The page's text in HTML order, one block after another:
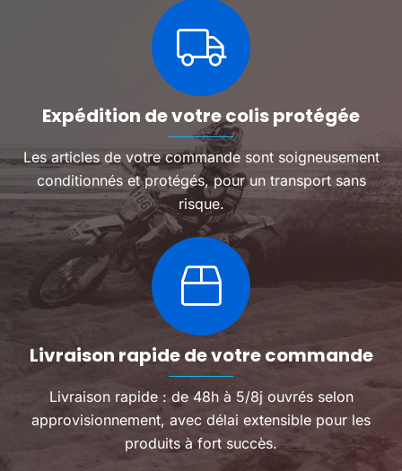
Expédition de votre colis protégée
Les articles de votre commande sont soigneusement
conditionnés et protégés, pour un transport sans
risque.
Livraison rapide de votre commande
Livraison rapide : de 48h à 5/8j ouvrés selon
approvisionnement, avec délai extensible pour les
produits à fort succès.